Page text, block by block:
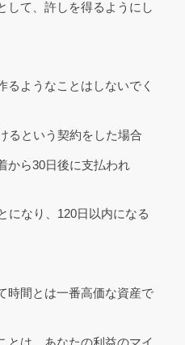
して、許しを得るようにし
るようなことはしないでく
るという契約をした場合
から30日後に支払われ
になり、120日以内になる
時間とは一番高価な資産で
とは、あなたの利益のマイ